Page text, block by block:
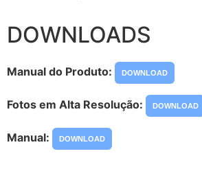
DOWNLOADS
Manual do Produto: DOWNLOAD
Fotos em Alta Resolução: DOWNLOAD
Manual: DOWNLOAD